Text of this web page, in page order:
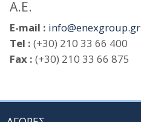
Α.Ε.
E-mail : info@enexgroup.gr
Tel : (+30) 210 33 66 400
Fax : (+30) 210 33 66 875